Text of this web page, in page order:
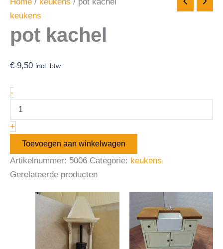
keukens
pot kachel
€ 9,50 incl. btw
-
+
Toevoegen aan winkelwagen
Artikelnummer: 5006 Categorie: keukens
Gerelateerde producten